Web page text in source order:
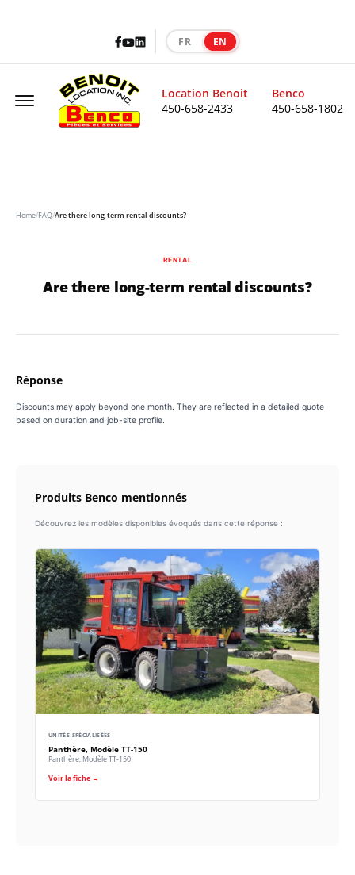
Facebook
Youtube
LinkedIn
FR EN
Offcanvas Menu Open
Location Benoit
450-658-2433
Benco
450-658-1802
Home/FAQ/Are there long-term rental discounts?
RENTAL
Are there long-term rental discounts?
Réponse
Discounts may apply beyond one month. They are reflected in a detailed quote
based on duration and job-site profile.
Produits Benco mentionnés
Découvrez les modèles disponibles évoqués dans cette réponse :
UNITÉS SPÉCIALISÉES
Panthère, Modèle TT-150
Panthère, Modèle TT-150
Voir la fiche →